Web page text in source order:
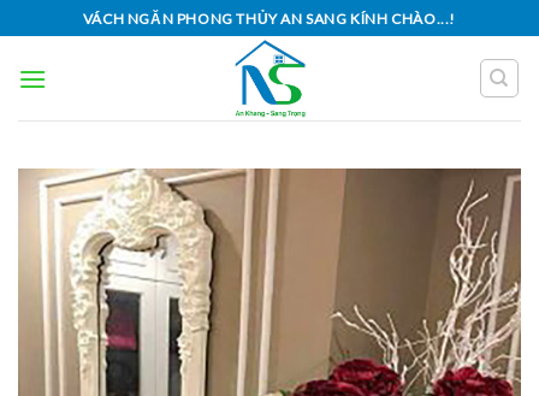
to
content
VÁCH NGĂN PHONG THỦY AN SANG KÍNH CHÀO...!